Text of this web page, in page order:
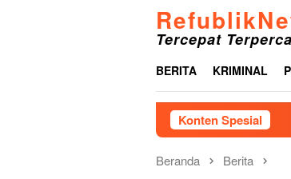
Tercepat
BERITA KRIMINAL
Konten Spesial
Beranda Berita